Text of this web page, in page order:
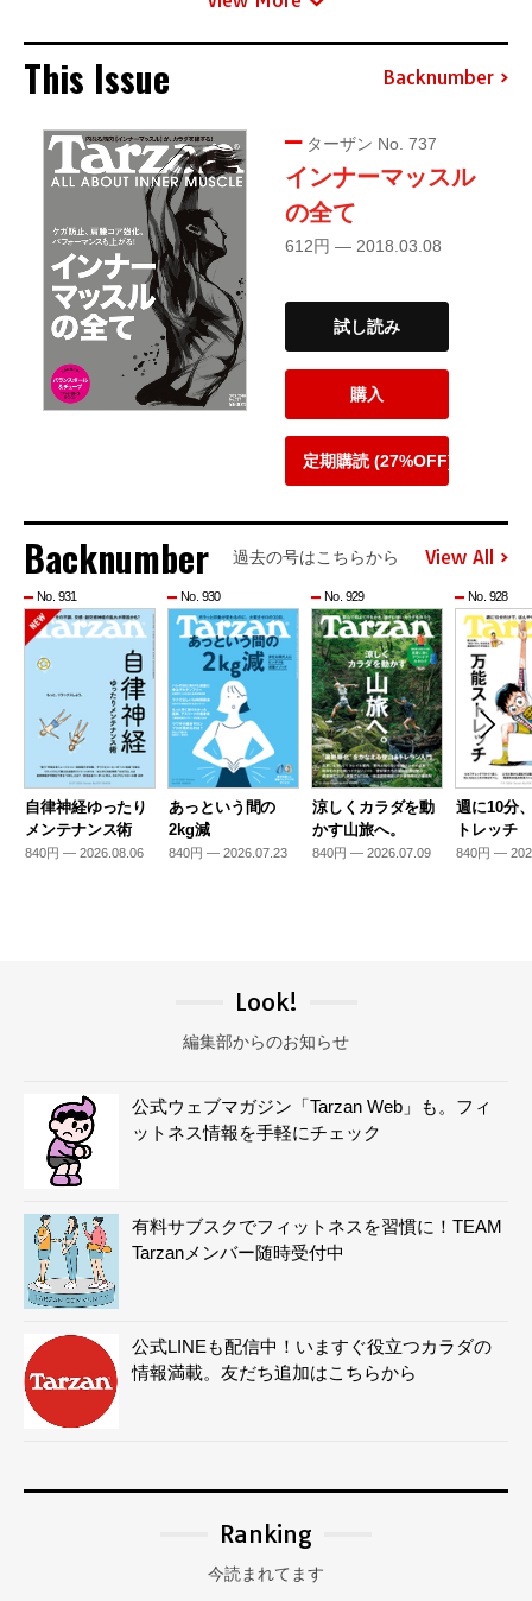
This Issue Backnumber
ターザン No. 737
インナーマッスル
の全て
612円 — 2018.03.08
試し読み
購入
定期購読 (27%OFF)
Backnumber 過去の号はこちらから View All
No. 931
自律神経ゆったり
メンテナンス術
840円 — 2026.08.06
No. 930
あっという間の
2kg減
840円 — 2026.07.23
No. 929
涼しくカラダを動
かす山旅へ。
840円 — 2026.07.09
No. 928
週に10分
トレッチ
840円 —
Look!
編集部からのお知らせ
公式ウェブマガジン「Tarzan Web」も。フィ
ットネス情報を手軽にチェック
有料サブスクでフィットネスを習慣に！TEAM
Tarzanメンバー随時受付中
公式LINEも配信中！いますぐ役立つカラダの
情報満載。友だち追加はこちらから
Ranking
今読まれてます